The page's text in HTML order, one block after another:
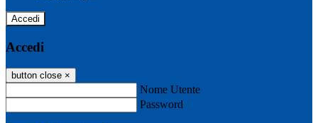
Accedi
Accedi
button close ×
Nome Utente
Password